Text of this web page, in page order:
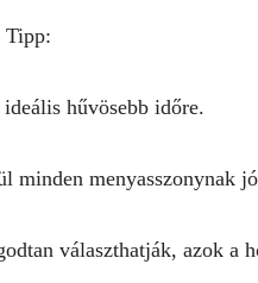
Tipp:
hűvösebb időre.
minden menyasszonynak
választhatják, azok a